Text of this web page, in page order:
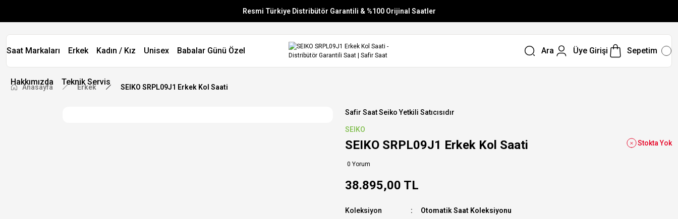
Resmi Türkiye Distribütör Garantili & %100 Orijinal Saatler
Vade Farksız 6 Taksit
Aynı Gün Stoktan Gönderim
Saat Markaları Erkek Kadın / Kız Unisex Babalar Günü Özel
Hakkımızda Teknik Servis
Ara Üye Girişi Sepetim
Anasayfa Erkek SEIKO SRPL09J1 Erkek Kol Saati
Safir Saat Seiko Yetkili Satıcısıdır
SEIKO
SEIKO SRPL09J1 Erkek Kol Saati
0 Yorum
Stokta Yok
38.895,00 TL
Koleksiyon Otomatik Saat Koleksiyonu